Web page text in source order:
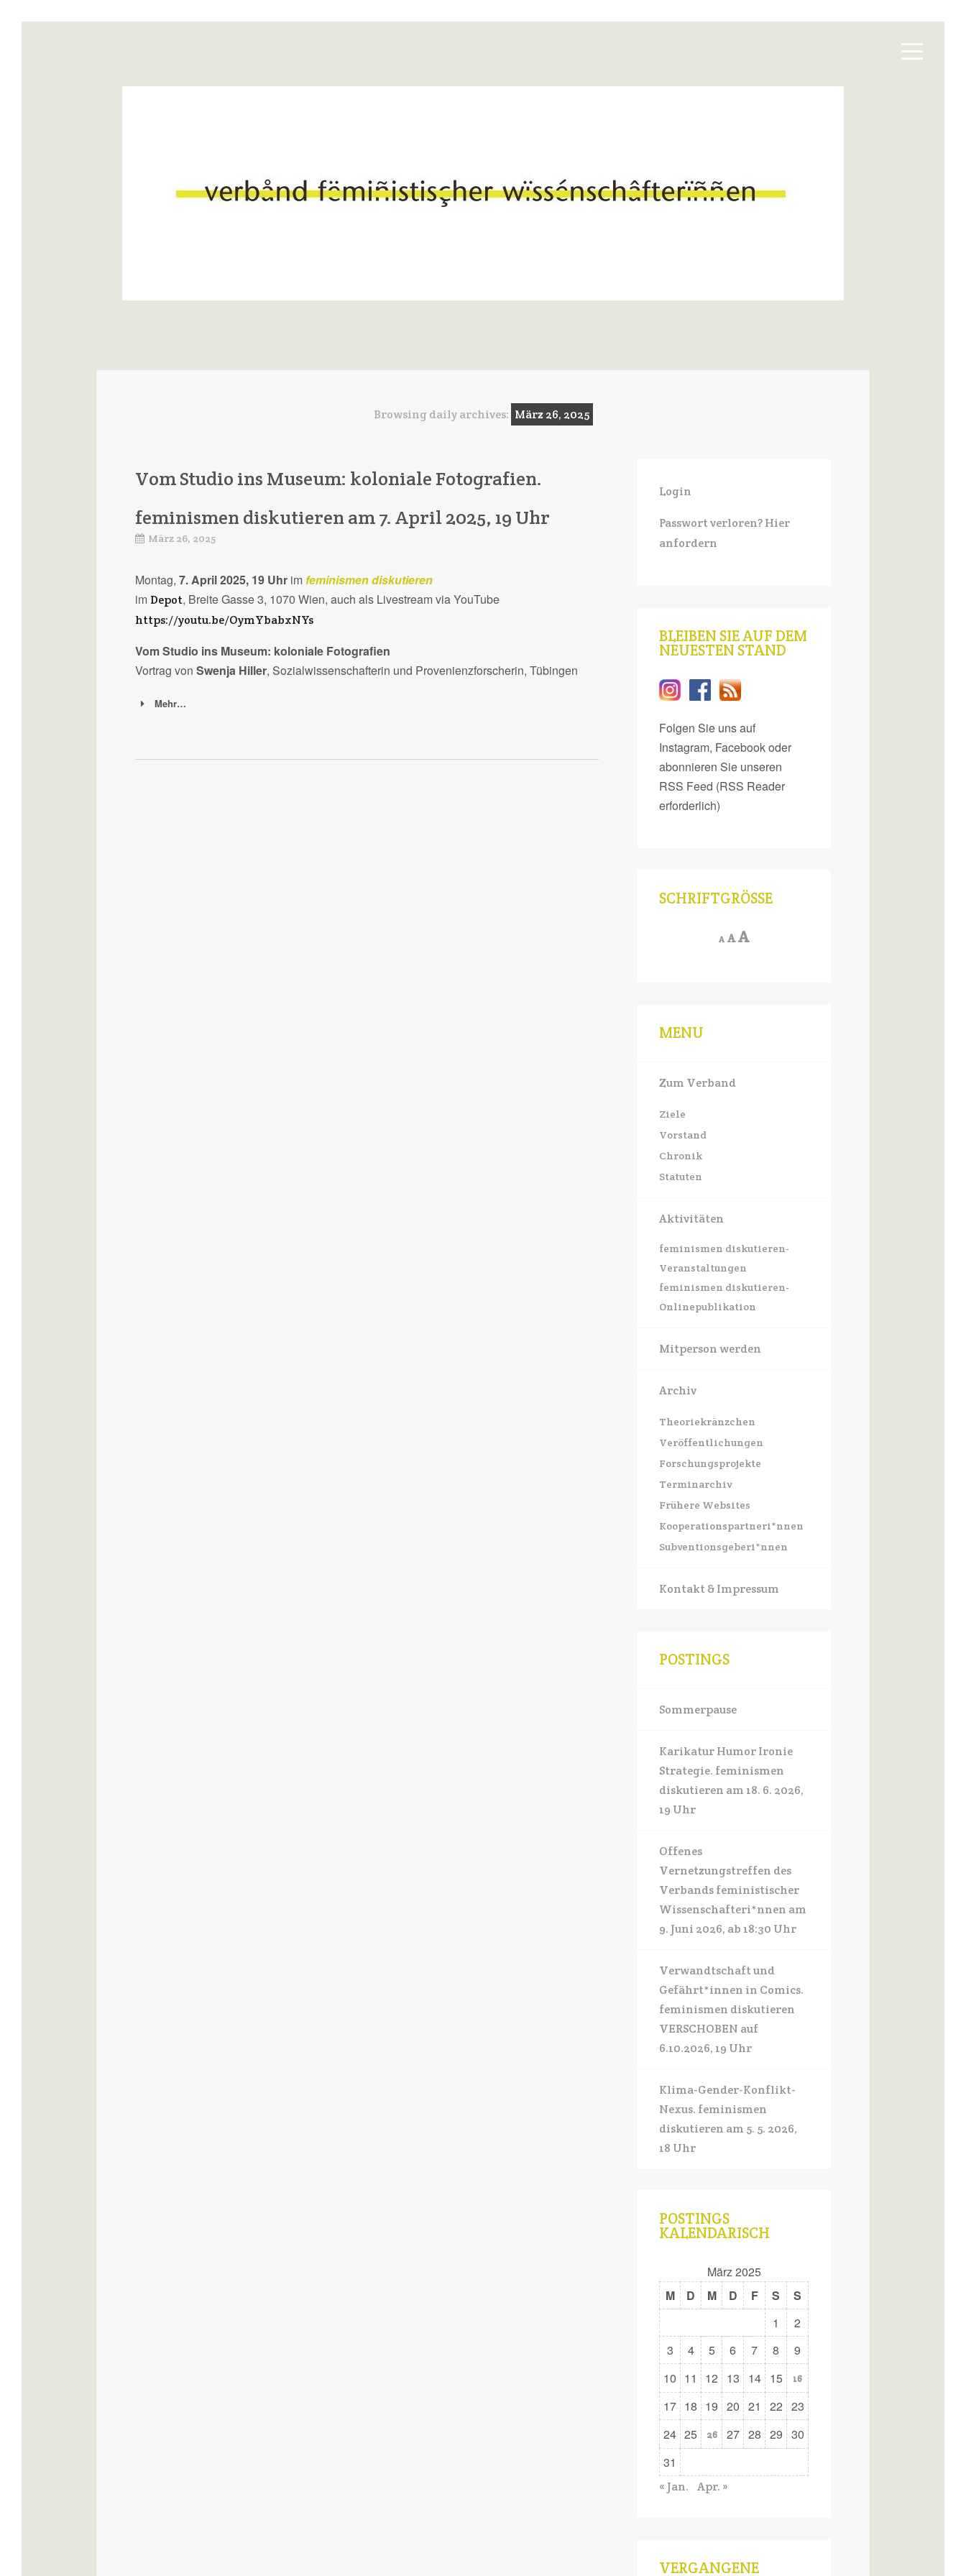
Browsing daily archives: März 26, 2025
Vom Studio ins Museum: koloniale Fotografien.
feminismen diskutieren am 7. April 2025, 19 Uhr
März 26, 2025
Montag,7. April 2025, 19 Uhr im feminismen diskutieren
im Depot, Breite Gasse 3, 1070 Wien, auch als Livestream via YouTube
https://youtu.be/OymYbabxNYs
Vom Studio ins Museum: koloniale Fotografien
Vortrag vonSwenja Hiller, Sozialwissenschafterin und Provenienzforscherin, Tübingen
Mehr…
Login
Passwort verloren? Hier
anfordern
BLEIBEN SIE AUF DEM
NEUESTEN STAND
Folgen Sie uns auf
Instagram, Facebook oder
abonnieren Sie unseren
RSS Feed (RSS Reader
erforderlich)
SCHRIFTGRÖSSE
A Decrease
A Reset
AIncrease
MENU
Zum Verband
Ziele
Vorstand
Chronik
Statuten
Aktivitäten
feminismen diskutieren-
Veranstaltungen
feminismen diskutieren-
Onlinepublikation
Mitperson werden
Archiv
Theoriekränzchen
Veröffentlichungen
Forschungsprojekte
Terminarchiv
Frühere Websites
Kooperationspartneri*nnen
Subventionsgeberi*nnen
Kontakt & Impressum
POSTINGS
Sommerpause
Karikatur Humor Ironie
Strategie. feminismen
diskutieren am 18. 6. 2026,
19 Uhr
Offenes
Vernetzungstreffen des
Verbands feministischer
Wissenschafteri*nnen am
9. Juni 2026, ab 18:30 Uhr
Verwandtschaft und
Gefährt*innen in Comics.
feminismen diskutieren
VERSCHOBEN auf
6.10.2026, 19 Uhr
Klima-Gender-Konflikt-
Nexus. feminismen
diskutieren am 5. 5. 2026,
18 Uhr
POSTINGS
KALENDARISCH
März 2025
M
D M D F S
S
1
2
3
4 5 6 7 8
9
10 11 12 13 14 15 16
17 18 19 20 21 22 23
24 25 26 27 28 29 30
31
« Jan. Apr. »
VERGANGENE